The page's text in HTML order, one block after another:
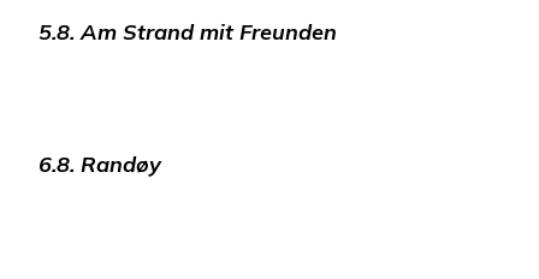
5.8. Am Strand mit Freunden
6.8. Randøy